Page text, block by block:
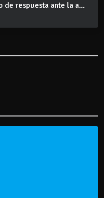
de respuesta ante la a...